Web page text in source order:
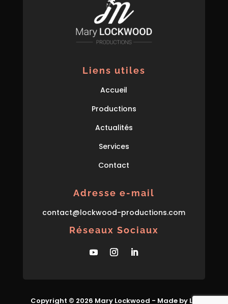
Liens utiles
Accueil
Productions
Actualités
Services
Contact
Adresse e-mail
contact@lockwood-productions.com
Réseaux Sociaux
Copyright © 2026 Mary Lockwood - Made by La